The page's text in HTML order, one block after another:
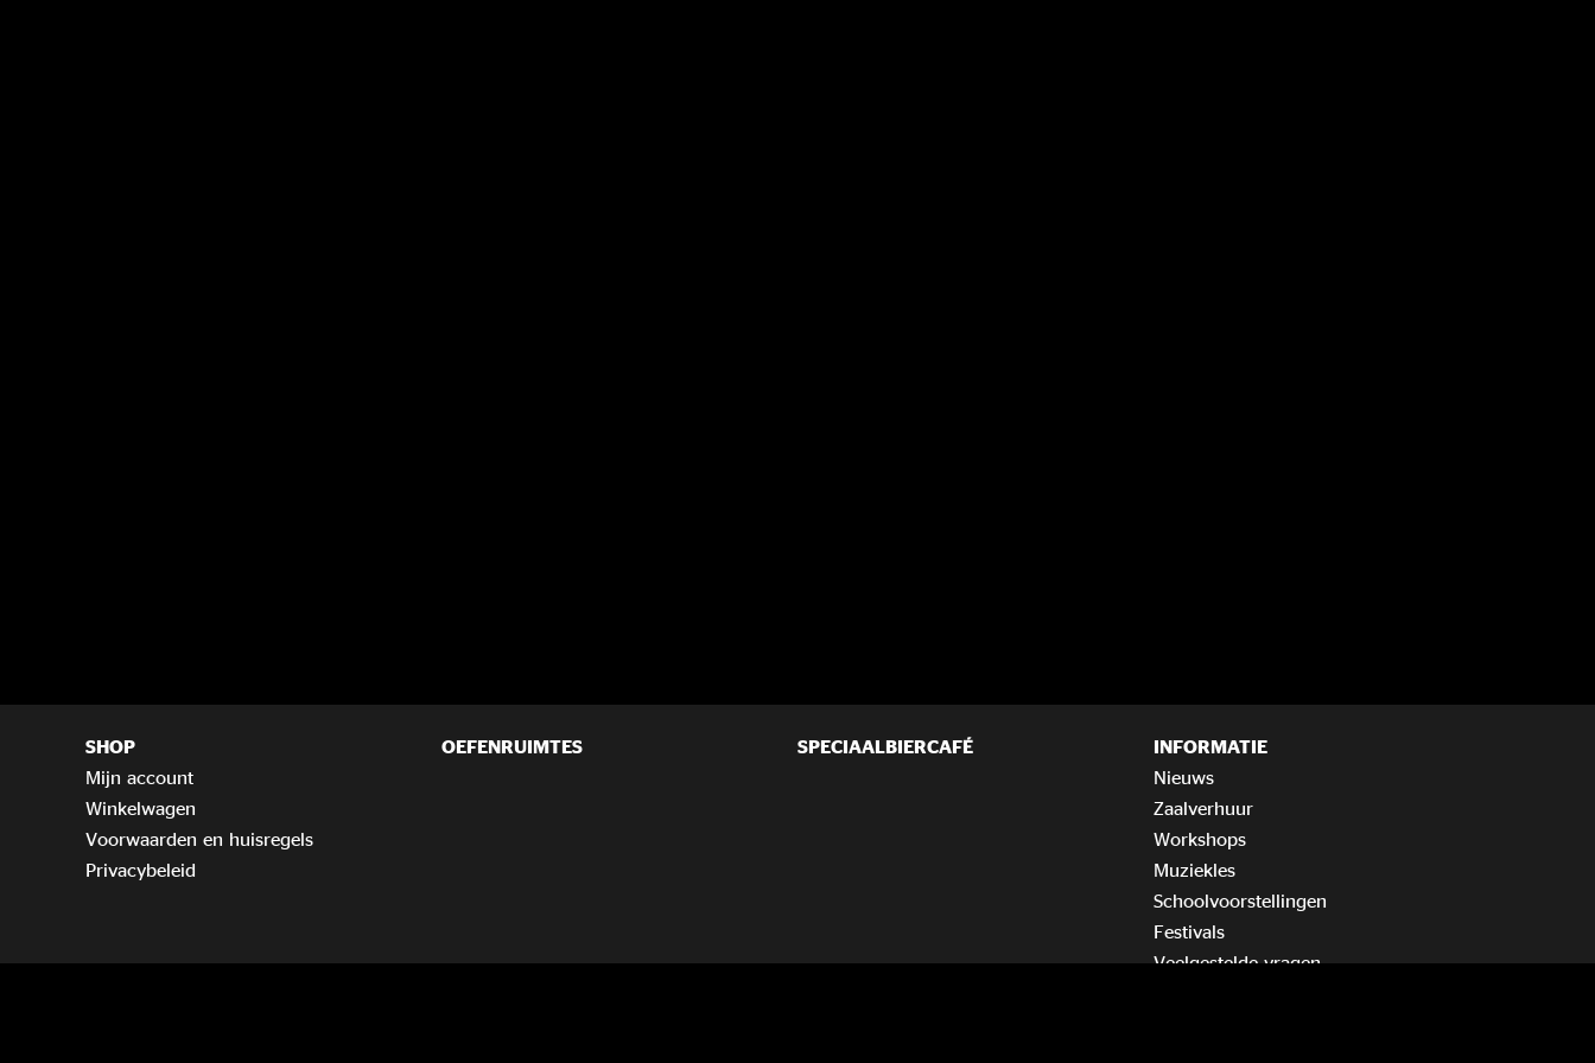
SHOP
Mijn account
Winkelwagen
Voorwaarden en huisregels
Privacybeleid
OEFENRUIMTES SPECIAALBIERCAFÉ
INFORMATIE
Nieuws
Zaalverhuur
Workshops
Muziekles
Schoolvoorstellingen
Festivals
Veelgestelde vragen